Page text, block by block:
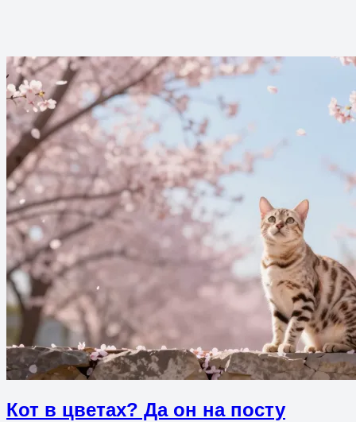
Кот в цветах? Да он на посту